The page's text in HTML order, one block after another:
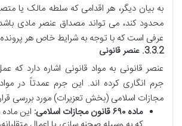
به بیان دیگر، هر اقدامی که سلطه مالک یا
محدود کند، می تواند مصداق عنصر مادی
عرفی است که با توجه به شرایط خاص هر
3.3.2. عنصر قانونی
عنصر قانونی به مواد قانونی اشاره دارد که
مجازات اسلامی (بخش تعزیرات) مورد بررسی
ماده ۶۹۰ قانون مجازات اسلامی:
این ماده